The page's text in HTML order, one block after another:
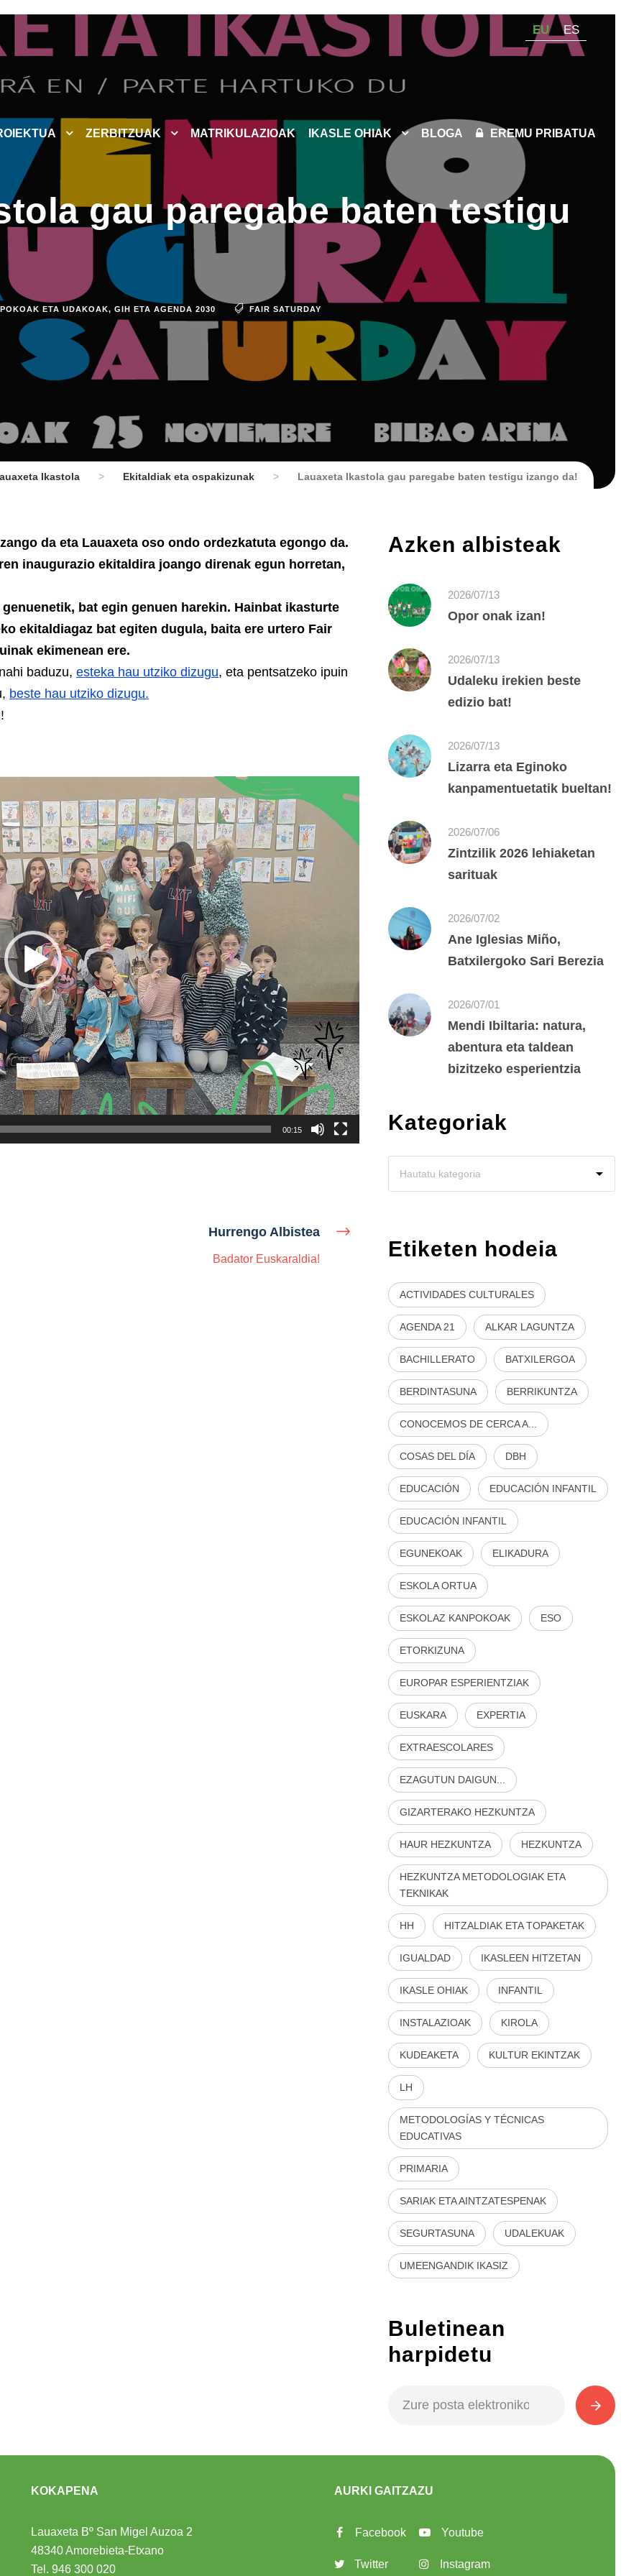
EU ES
ZERBITZUAK MATRIKULAZIOAK IKASLE OHIAK BLOGA EREMU PRIBATUA
gau paregabe baten testigu
ETA UDAKOAK, GIH ETA AGENDA 2030 FAIR SATURDAY
Ikastola > Ekitaldiak eta ospakizunak > Lauaxeta Ikastola gau paregabe baten testigu izango da!
da eta Lauaxeta oso ondo ordezkatuta egongo da.
inaugurazio ekitaldira joango direnak egun horretan,
bat egin genuen harekin. Hainbat ikasturte
ekitaldiagaz bat egiten dugula, baita ere urtero Fair
ekimenean ere.
baduzu, esteka hau utziko dizugu, eta pentsatzeko ipuin
beste hau utziko dizugu.
00:15
Hurrengo Albistea
Badator Euskaraldia!
Azken albisteak
2026/07/13
Opor onak izan!
2026/07/13
Udaleku irekien beste
edizio bat!
2026/07/13
Lizarra eta Eginoko
kanpamentuetatik bueltan!
2026/07/06
Zintzilik 2026 lehiaketan
sarituak
2026/07/02
Ane Iglesias Miño,
Batxilergoko Sari Berezia
2026/07/01
Mendi Ibiltaria: natura,
abentura eta taldean
bizitzeko esperientzia
Kategoriak
Etiketen hodeia
ACTIVIDADES CULTURALES
AGENDA 21 ALKAR LAGUNTZA
BACHILLERATO BATXILERGOA
BERDINTASUNA BERRIKUNTZA
CONOCEMOS DE CERCA A...
COSAS DEL DÍA DBH
EDUCACIÓN EDUCACIÓN INFANTIL
EDUCACIÓN INFANTIL
EGUNEKOAK ELIKADURA
ESKOLA ORTUA
ESKOLAZ KANPOKOAK ESO
ETORKIZUNA
EUROPAR ESPERIENTZIAK
EUSKARA EXPERTIA
EXTRAESCOLARES
EZAGUTUN DAIGUN...
GIZARTERAKO HEZKUNTZA
HAUR HEZKUNTZA HEZKUNTZA
HEZKUNTZA METODOLOGIAK ETA
TEKNIKAK
HH HITZALDIAK ETA TOPAKETAK
IGUALDAD IKASLEEN HITZETAN
IKASLE OHIAK INFANTIL
INSTALAZIOAK KIROLA
KUDEAKETA KULTUR EKINTZAK
LH
METODOLOGÍAS Y TÉCNICAS
EDUCATIVAS
PRIMARIA
SARIAK ETA AINTZATESPENAK
SEGURTASUNA UDALEKUAK
UMEENGANDIK IKASIZ
Buletinean
harpidetu
KOKAPENA
Lauaxeta Bº San Migel Auzoa 2
48340 Amorebieta-Etxano
Tel.946 300 020
AURKI GAITZAZU
Facebook
Twitter
Youtube
Instagram